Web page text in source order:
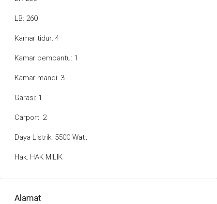
LB: 260
Kamar tidur: 4
Kamar pembantu: 1
Kamar mandi: 3
Garasi: 1
Carport: 2
Daya Listrik: 5500 Watt
Hak: HAK MILIK
Alamat